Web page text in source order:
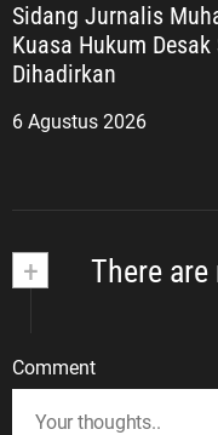
Sidang Jurnalis
Kuasa Hukum
Dihadirkan
6 Agustus 2026
+ There
Comment